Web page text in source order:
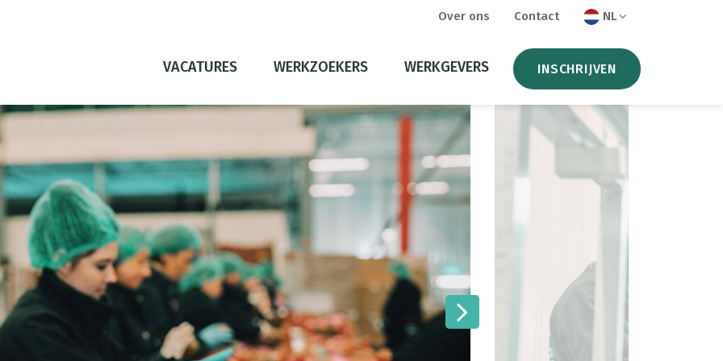
VACATURES WERKZOEKERS WERKGEVERS INSCHRIJVEN
Over ons Contact NL